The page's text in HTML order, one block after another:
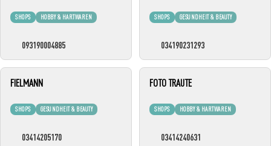
SHOPS HOBBY & HARTWAREN
093190004885
SHOPS GESUNDHEIT & BEAUTY
034190231293
SHOPS GESUNDHEIT & BEAUTY
FIELMANN
03414205170
SHOPS HOBBY & HARTWAREN
FOTO TRAUTE
03414240631